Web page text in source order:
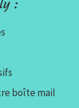
:
boîte mail